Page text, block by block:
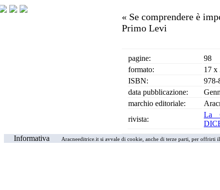
« Se comprendere è
Primo Levi
pagine:
98
formato:
17 x
ISBN:
978-
data pubblicazione:
marchio editoriale:
rivista:
La
Informativa
Aracneeditrice.it si avvale di cookie, anche di terze parti, per